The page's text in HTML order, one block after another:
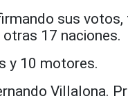
sus votos,
17 naciones.
y 10 motores.
Villalona.